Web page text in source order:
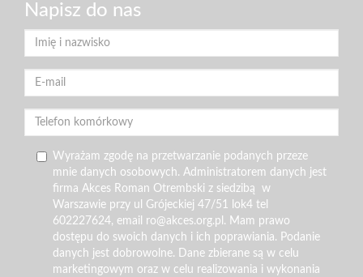
Napisz do nas
Wyrażam zgodę na przetwarzanie podanych przeze
mnie danych osobowych. Administratorem danych jest
firma Akces Roman Otrembski z siedzibą w
Warszawie przy ul Grójeckiej 47/51 lok4 tel
602227624, email ro@akces.org.pl. Mam prawo
dostępu do swoich danych i ich poprawiania. Podanie
danych jest dobrowolne. Dane zbierane są w celu
marketingowym oraz w celu realizowania i wykonania